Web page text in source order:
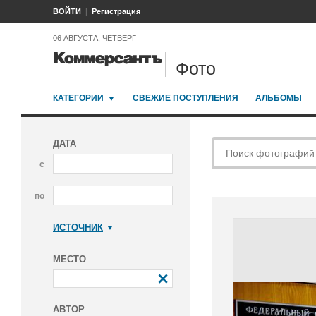
ВОЙТИ Регистрация
06 АВГУСТА, ЧЕТВЕРГ
Фото
КАТЕГОРИИ СВЕЖИЕ ПОСТУПЛЕНИЯ АЛЬБОМЫ
ДАТА
с
по
ИСТОЧНИК
МЕСТО
АВТОР